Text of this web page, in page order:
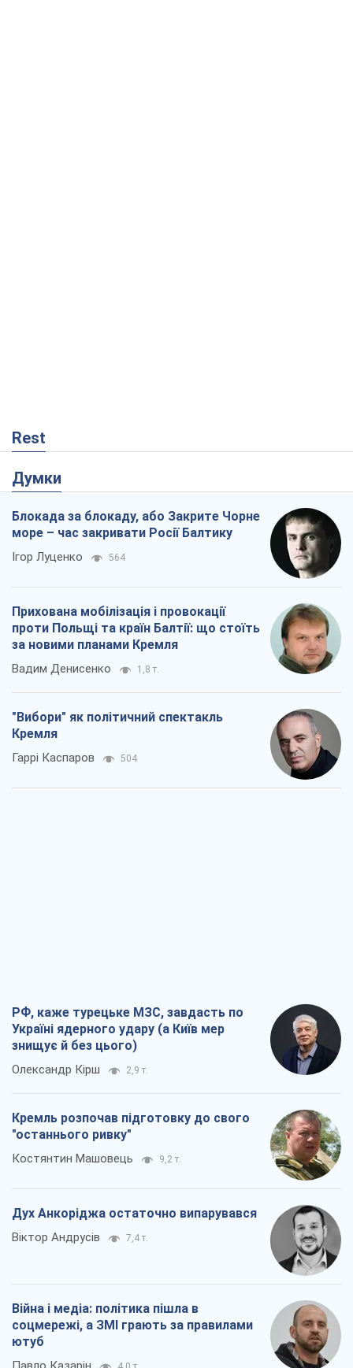
Rest
Думки
Блокада за блокаду, або Закрите Чорне
море – час закривати Росії Балтику
Ігор Луценко 564
Прихована мобілізація і провокації
проти Польщі та країн Балтії: що стоїть
за новими планами Кремля
Вадим Денисенко 1,8 т.
"Вибори" як політичний спектакль
Кремля
Гаррі Каспаров 504
РФ, каже турецьке МЗС, завдасть по
Україні ядерного удару (а Київ мер
знищує й без цього)
Олександр Кірш 2,9 т.
Кремль розпочав підготовку до свого
"останнього ривку"
Костянтин Машовець 9,2 т.
Дух Анкоріджа остаточно випарувався
Віктор Андрусів 7,4 т.
Війна і медіа: політика пішла в
соцмережі, а ЗМІ грають за правилами
ютуб